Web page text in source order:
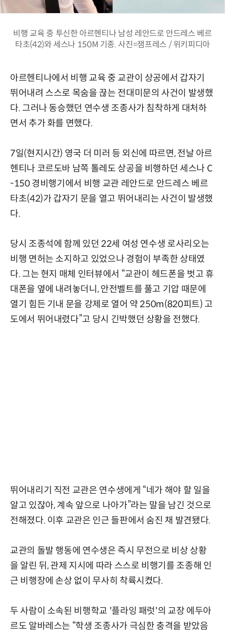
비행 교육 중 투신한 아르헨티나 남성 레안드로 안드레스 베르
타초(42)와 세스나 150M 기종. 사진=잼프레스 / 위키피디아
아르헨티나에서 비행 교육 중 교관이 상공에서 갑자기
뛰어내려 스스로 목숨을 끊는 전대미문의 사건이 발생했
다. 그러나 동승했던 연수생 조종사가 침착하게 대처하
면서 추가 화를 면했다.
7일(현지시간) 영국 더 미러 등 외신에 따르면, 전날 아르
헨티나 코르도바 남쪽 톨레도 상공을 비행하던 세스나 C
-150 경비행기에서 비행 교관 레안드로 안드레스 베르
타초(42)가 갑자기 문을 열고 뛰어내리는 사건이 발생했
다.
당시 조종석에 함께 있던 22세 여성 연수생 로사리오는
비행 면허는 소지하고 있었으나 경험이 부족한 상태였
다. 그는 현지 매체 인터뷰에서 “교관이 헤드폰을 벗고 휴
대폰을 옆에 내려놓더니, 안전벨트를 풀고 기압 때문에
열기 힘든 기내 문을 강제로 열어 약 250m(820피트) 고
도에서 뛰어내렸다”고 당시 긴박했던 상황을 전했다.
뛰어내리기 직전 교관은 연수생에게 “네가 해야 할 일을
알고 있잖아, 계속 앞으로 나아가”라는 말을 남긴 것으로
전해졌다. 이후 교관은 인근 들판에서 숨진 채 발견됐다.
교관의 돌발 행동에 연수생은 즉시 무전으로 비상 상황
을 알린 뒤, 관제 지시에 따라 스스로 비행기를 조종해 인
근 비행장에 손상 없이 무사히 착륙시켰다.
두 사람이 소속된 비행학교 '플라잉 패럿'의 교장 에두아
르도 알바레스는 “학생 조종사가 극심한 충격을 받았음